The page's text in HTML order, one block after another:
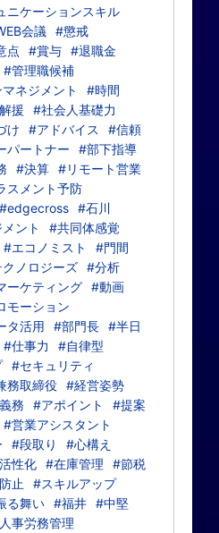
ニケーションスキル
会議
#懲戒
点 #賞与 #退職金
#管理職候補
ネジメント
#時間
援
#社会人基礎力
け #アドバイス
#信頼
パートナー
#部下指導
#決算 #リモート営業
スメント予防
#edgecross #石川
ント
#共同体感覚
#エコノミスト
#門間
ノロジーズ #分析
ーケティング #動画
モーション
タ活用 #部門長 #半日
#仕事力
#自律型
#セキュリティ
務取締役 #経営姿勢
務 #アポイント
#提案
#営業アシスタント
#段取り
#心構え
性化 #在庫管理
#節税
止
#スキルアップ
る舞い #福井 #中堅
事労務管理